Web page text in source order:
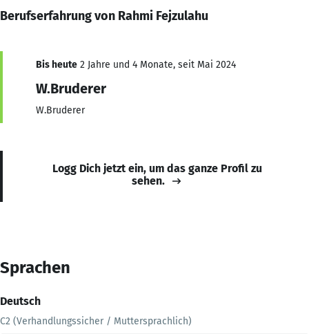
Berufserfahrung von Rahmi Fejzulahu
Bis heute 2 Jahre und 4 Monate, seit Mai 2024
W.Bruderer
W.Bruderer
Logg Dich jetzt ein, um das ganze Profil zu
sehen.
Sprachen
Deutsch
C2 (Verhandlungssicher / Muttersprachlich)